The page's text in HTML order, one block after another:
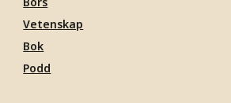
Vetenskap
Bok
Podd